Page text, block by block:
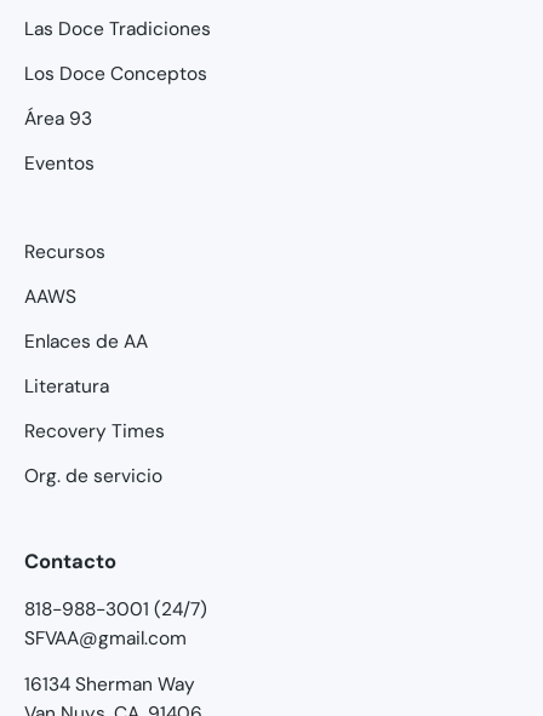
Las Doce Tradiciones
Los Doce Conceptos
Área 93
Eventos
Recursos
AAWS
Enlaces de AA
Literatura
Recovery Times
Org. de servicio
Contacto
818-988-3001 (24/7)
SFVAA@gmail.com
16134 Sherman Way